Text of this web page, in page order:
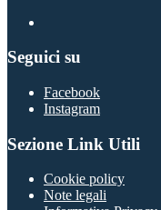
Seguici su
Facebook
Instagram
Sezione Link Utili
Cookie policy
Note legali